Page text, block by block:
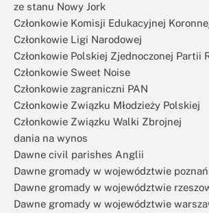
ze stanu Nowy Jork
Członkowie Komisji Edukacyjnej
Członkowie Ligi Narodowej
Członkowie Polskiej Zjednoczonej Partii
Członkowie Sweet Noise
Członkowie zagraniczni PAN
Członkowie Związku Młodzieży Polskiej
Członkowie Związku Walki Zbrojnej
dania na wynos
Dawne civil parishes Anglii
Dawne gromady w województwie
Dawne gromady w województwie
Dawne gromady w województwie